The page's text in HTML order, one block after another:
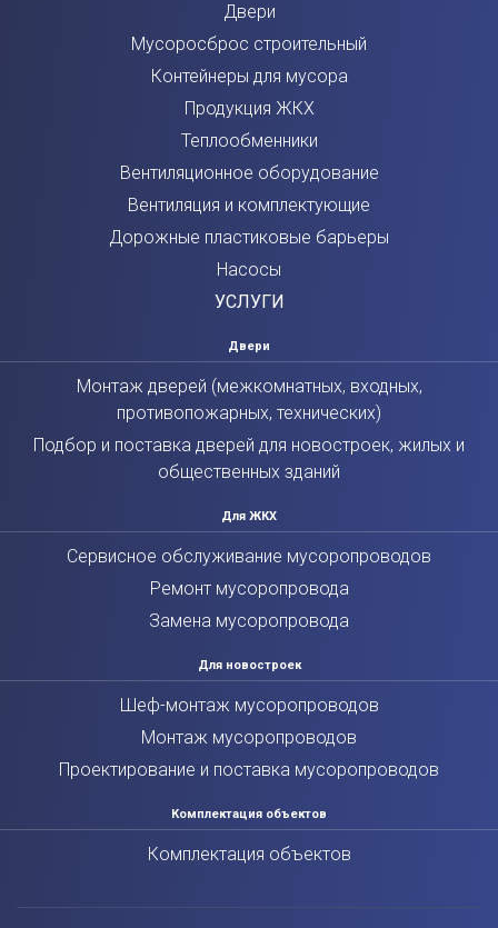
Двери
Мусоросброс строительный
Контейнеры для мусора
Продукция ЖКХ
Теплообменники
Вентиляционное оборудование
Вентиляция и комплектующие
Дорожные пластиковые барьеры
Насосы
УСЛУГИ
Двери
Монтаж дверей (межкомнатных, входных,
противопожарных, технических)
Подбор и поставка дверей для новостроек, жилых и
общественных зданий
Для ЖКХ
Сервисное обслуживание мусоропроводов
Ремонт мусоропровода
Замена мусоропровода
Для новостроек
Шеф-монтаж мусоропроводов
Монтаж мусоропроводов
Проектирование и поставка мусоропроводов
Комплектация объектов
Комплектация объектов